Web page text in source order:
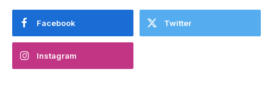
Facebook Twitter
Instagram